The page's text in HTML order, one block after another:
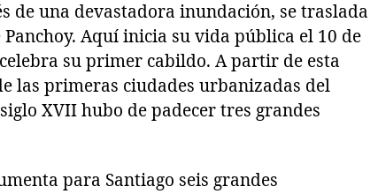
de una devastadora inundación, se traslada
Aquí inicia su vida pública el 10 de
su primer cabildo. A partir de esta
las primeras ciudades urbanizadas del
XVII hubo de padecer tres grandes
para Santiago seis grandes